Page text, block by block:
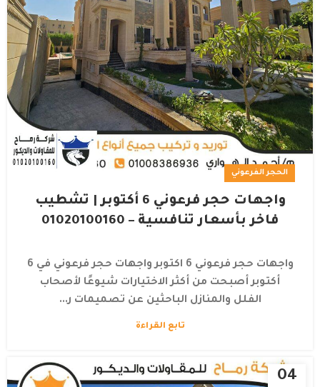
الحجر الفرعوني
واجهات حجر فرعوني 6 أكتوبر | تشطيب
فاخر بأسعار تنافسية – 01020100160
واجهات حجر فرعوني 6 اكتوبر واجهات حجر فرعوني في 6
أكتوبر أصبحت من أكثر الاختيارات شيوعًا لأصحاب
الفلل والمنازل الباحثين عن تصميمات ر...
تابع القراءة
04